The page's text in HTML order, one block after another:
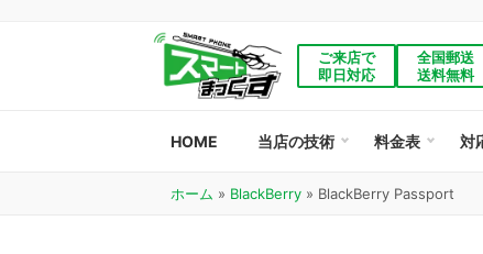
ご来店で
即日対応
全国郵送
送料無料
HOME 当店の技術 料金表 対
ホーム » BlackBerry » BlackBerry Passport